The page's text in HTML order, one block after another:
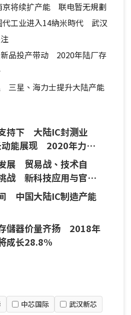
京将续扩产能 联电暂无規劃
代工业进入14納米時代 武汉
品投产带动 2020年陆厂存
三星、海力士提升大陆产能
持下 大陆IC封测业
动能展现 2020年力道
展 贸易战、技术自
战 新科技应用与官方
中国大陆IC制造产能
儲器价量齐扬 2018年
成长28.8%
中芯国际 武汉新芯